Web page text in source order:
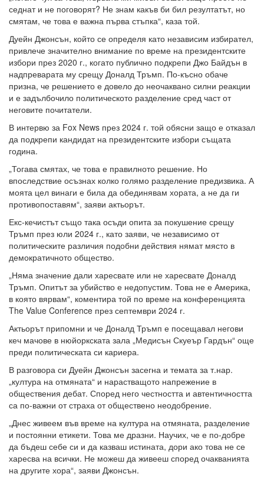
седнат и не поговорят? Не знам какъв би бил резултатът, но
смятам, че това е важна първа стъпка“, каза той.
Дуейн Джонсън, който се определя като независим избирател,
привлече значително внимание по време на президентските
избори през 2020 г., когато публично подкрепи Джо Байдън в
надпреварата му срещу Доналд Тръмп. По-късно обаче
призна, че решението е довело до неочаквано силни реакции
и е задълбочило политическото разделение сред част от
неговите почитатели.
В интервю за Fox News през 2024 г. той обясни защо е отказал
да подкрепи кандидат на президентските избори същата
година.
„Тогава смятах, че това е правилното решение. Но
впоследствие осъзнах колко голямо разделение предизвика. А
моята цел винаги е била да обединявам хората, а не да ги
противопоставям“, заяви актьорът.
Екс-кечистът също така осъди опита за покушение срещу
Тръмп през юли 2024 г., като заяви, че независимо от
политическите различия подобни действия нямат място в
демократичното общество.
„Няма значение дали харесвате или не харесвате Доналд
Тръмп. Опитът за убийство е недопустим. Това не е Америка,
в която вярвам“, коментира той по време на конференцията
The Value Conference през септември 2024 г.
Актьорът припомни и че Доналд Тръмп е посещавал негови
кеч мачове в нюйоркската зала „Медисън Скуеър Гардън“ още
преди политическата си кариера.
В разговора си Дуейн Джонсън засегна и темата за т.нар.
„култура на отмяната“ и нарастващото напрежение в
обществения дебат. Според него честността и автентичността
са по-важни от страха от обществено неодобрение.
„Днес живеем във време на култура на отмяната, разделение
и постоянни етикети. Това ме дразни. Научих, че е по-добре
да бъдеш себе си и да казваш истината, дори ако това не се
харесва на всички. Не можеш да живееш според очакванията
на другите хора“, заяви Джонсън.